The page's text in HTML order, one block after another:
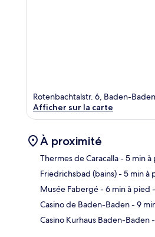
Rotenbachtalstr. 6, Baden-
Afficher sur la carte
À proximité
Thermes de Caracalla- 5 min à
Friedrichsbad (bains)- 5 min à
Musée Fabergé- 6 min à pied
Casino de Baden-Baden- 9
Casino Kurhaus Baden-Baden